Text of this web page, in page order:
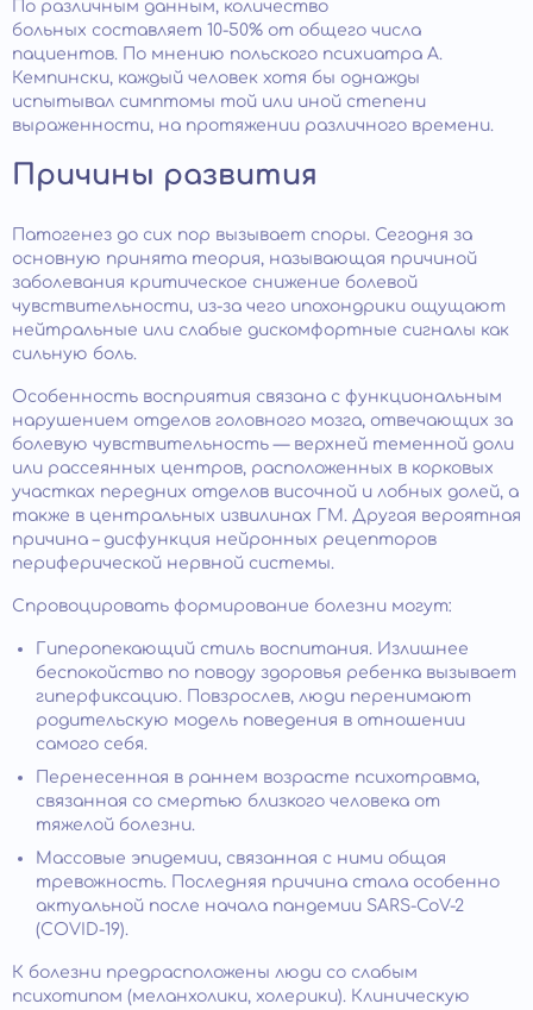
По различным данным, количество
больных составляет 10-50% от общего числа
пациентов. По мнению польского психиатра А.
Кемпински, каждый человек хотя бы однажды
испытывал симптомы той или иной степени
выраженности, на протяжении различного времени.
Причины развития
Патогенез до сих пор вызывает споры. Сегодня за
основную принята теория, называющая причиной
заболевания критическое снижение болевой
чувствительности, из-за чего ипохондрики ощущают
нейтральные или слабые дискомфортные сигналы как
сильную боль.
Особенность восприятия связана с функциональным
нарушением отделов головного мозга, отвечающих за
болевую чувствительность — верхней теменной доли
или рассеянных центров, расположенных в корковых
участках передних отделов височной и лобных долей, а
также в центральных извилинах ГМ. Другая вероятная
причина – дисфункция нейронных рецепторов
периферической нервной системы.
Спровоцировать формирование болезни могут:
Гиперопекающий стиль воспитания. Излишнее
беспокойство по поводу здоровья ребенка вызывает
гиперфиксацию. Повзрослев, люди перенимают
родительскую модель поведения в отношении
самого себя.
Перенесенная в раннем возрасте психотравма,
связанная со смертью близкого человека от
тяжелой болезни.
Массовые эпидемии, связанная с ними общая
тревожность. Последняя причина стала особенно
актуальной после начала пандемии SARS-CoV-2
(COVID-19).
К болезни предрасположены люди со слабым
психотипом (меланхолики, холерики). Клиническую